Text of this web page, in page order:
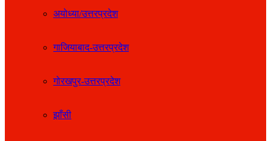
अयोध्या/उत्तरप्रदेश
गाजियाबाद-उत्तरप्रदेश
गोरखपुर-उत्तरप्रदेश
झाँसी